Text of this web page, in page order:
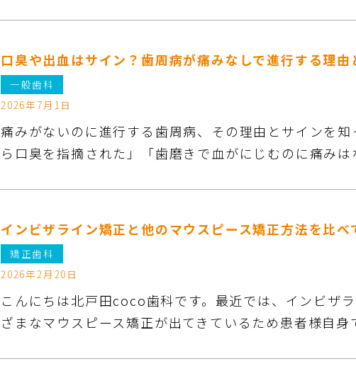
口臭や出血はサイン？歯周病が痛みなしで進行する理由
一般歯科
2026年7月1日
痛みがないのに進行する歯周病、その理由とサインを
ら口臭を指摘された」「歯磨きで血がにじむのに痛み
インビザライン矯正と他のマウスピース矯正方法を比べ
矯正歯科
2026年2月20日
こんにちは北戸田coco歯科です。最近では、インビザ
ざまなマウスピース矯正が出てきているため患者様自